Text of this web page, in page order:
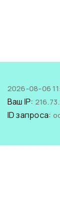
2026-08-06
Ваш IP:
ID запроса: